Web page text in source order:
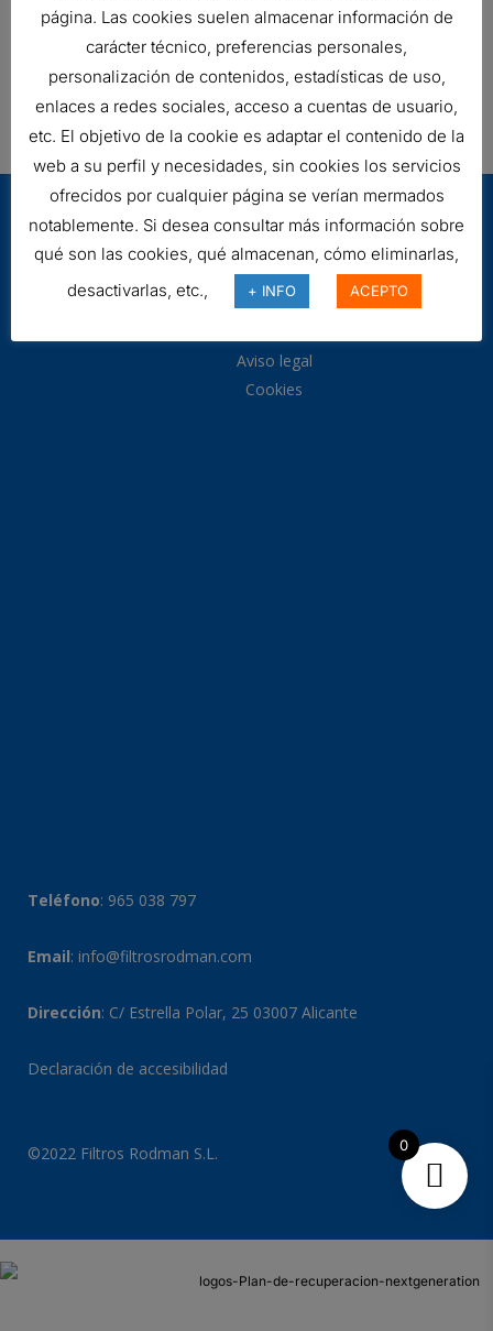
Dirección postal: C/ Estrella Polar, 25
03007 Alicante
Aviso legal
Cookies
Teléfono: 965 038 797
Email: info@filtrosrodman.com
Dirección: C/ Estrella Polar, 25 03007 Alicante
Declaración de accesibilidad
©2022 Filtros Rodman S.L.
página. Las cookies suelen almacenar información de
carácter técnico, preferencias personales,
personalización de contenidos, estadísticas de uso,
enlaces a redes sociales, acceso a cuentas de usuario,
etc. El objetivo de la cookie es adaptar el contenido de la
web a su perfil y necesidades, sin cookies los servicios
ofrecidos por cualquier página se verían mermados
notablemente. Si desea consultar más información sobre
qué son las cookies, qué almacenan, cómo eliminarlas,
desactivarlas, etc.,
+ INFO ACEPTO
0